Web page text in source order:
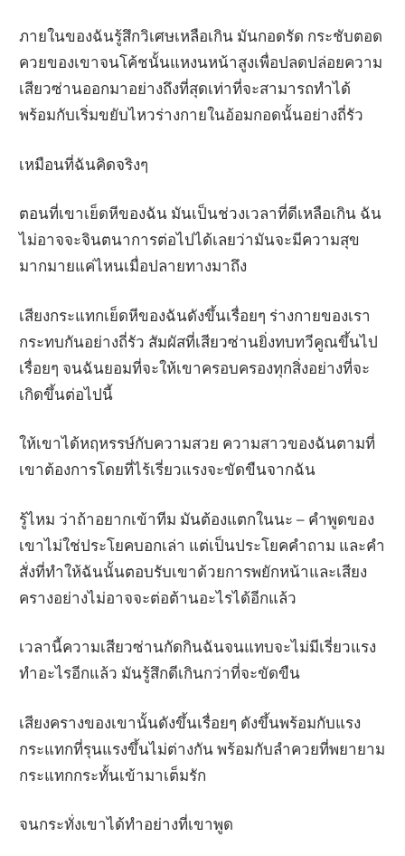
ภายในของฉันรู้สึกวิเศษเหลือเกิน มันกอดรัด กระชับตอด
ควยของเขาจนโค้ชนั้นแหงนหน้าสูงเพื่อปลดปล่อยความ
เสียวซ่านออกมาอย่างถึงที่สุดเท่าที่จะสามารถทำได้
พร้อมกับเริ่มขยับไหวร่างกายในอ้อมกอดนั้นอย่างถี่รัว
เหมือนที่ฉันคิดจริงๆ
ตอนที่เขาเย็ดหีของฉัน มันเป็นช่วงเวลาที่ดีเหลือเกิน ฉัน
ไม่อาจจะจินตนาการต่อไปได้เลยว่ามันจะมีความสุข
มากมายแค่ไหนเมื่อปลายทางมาถึง
เสียงกระแทกเย็ดหีของฉันดังขึ้นเรื่อยๆ ร่างกายของเรา
กระทบกันอย่างถี่รัว สัมผัสที่เสียวซ่านยิ่งทบทวีคูณขึ้นไป
เรื่อยๆ จนฉันยอมที่จะให้เขาครอบครองทุกสิ่งอย่างที่จะ
เกิดขึ้นต่อไปนี้
ให้เขาได้หฤหรรษ์กับความสวย ความสาวของฉันตามที่
เขาต้องการโดยที่ไร้เรี่ยวแรงจะขัดขืนจากฉัน
รู้ไหม ว่าถ้าอยากเข้าทีม มันต้องแตกในนะ – คำพูดของ
เขาไม่ใช่ประโยคบอกเล่า แต่เป็นประโยคคำถาม และคำ
สั่งที่ทำให้ฉันนั้นตอบรับเขาด้วยการพยักหน้าและเสียง
ครางอย่างไม่อาจจะต่อต้านอะไรได้อีกแล้ว
เวลานี้ความเสียวซ่านกัดกินฉันจนแทบจะไม่มีเรี่ยวแรง
ทำอะไรอีกแล้ว มันรู้สึกดีเกินกว่าที่จะขัดขืน
เสียงครางของเขานั้นดังขึ้นเรื่อยๆ ดังขึ้นพร้อมกับแรง
กระแทกที่รุนแรงขึ้นไม่ต่างกัน พร้อมกับลำควยที่พยายาม
กระแทกกระทั้นเข้ามาเต็มรัก
จนกระทั่งเขาได้ทำอย่างที่เขาพูด